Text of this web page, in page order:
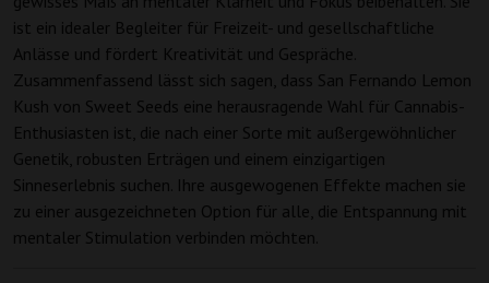
ist ein idealer Begleiter für Freizeit- und gesellschaftliche
Anlässe und fördert Kreativität und Gespräche.
Zusammenfassend lässt sich sagen, dass San Fernando Lemon
Kush von Sweet Seeds eine herausragende Wahl für Cannabis-
Enthusiasten ist, die nach einer Sorte mit außergewöhnlicher
Genetik, robusten Erträgen und einem einzigartigen
Sinneserlebnis suchen. Ihre ausgewogenen Effekte machen sie
zu einer ausgezeichneten Option für alle, die Entspannung mit
mentaler Stimulation verbinden möchten.